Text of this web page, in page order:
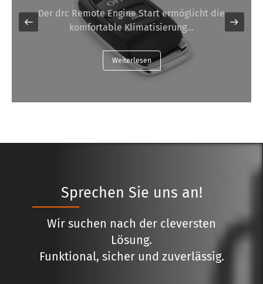
Der drc Remote Engine Start ermöglicht die
komfortable Klimatisierung…
Weiterlesen
Sprechen Sie uns an!
Wir suchen nach der cleversten
Lösung.
Funktional, sicher und zuverlässig.